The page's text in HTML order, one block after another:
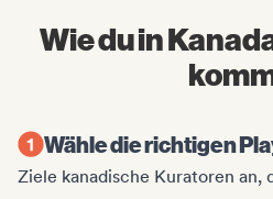
Wie du in
Wähle die richtigen
Ziele kanadische Kuratoren an,